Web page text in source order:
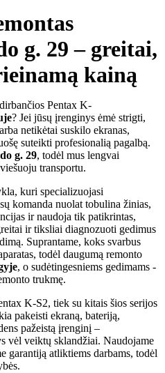
g. 29 – greitai,
kainą
Pentax K-
? Jei jūsų įrenginys ėmė strigti,
netikėtai suskilo ekranas,
suteikti profesionalią pagalbą.
g. 29, todėl mus lengvai
transportu.
kuri specializuojasi
komanda nuolat tobulina žinias,
ir naudoja tik patikrintas,
ir tiksliai diagnozuoti gedimus
Suprantame, koks svarbus
todėl daugumą remonto
, o sudėtingesniems gedimams -
trukmę.
K-S2, tiek su kitais šios serijos
pakeisti ekraną, bateriją,
pažeistą įrenginį –
vėl veiktų sklandžiai. Naudojame
garantiją atliktiems darbams, todėl